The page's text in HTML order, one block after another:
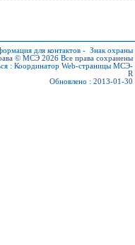
для контактов - Знак охраны
© МСЭ 2026 Все права сохранены
: Координатор Web-страницы МСЭ-
R
Обновлено : 2013-01-30